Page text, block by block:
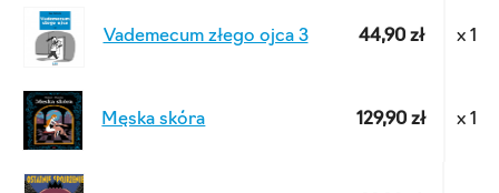
Vademecum złego ojca 3 44,90 zł x 1
Męska skóra 129,90 zł x 1